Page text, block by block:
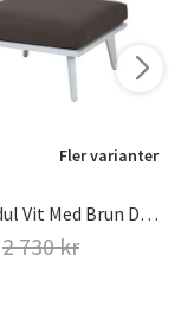
Fler varianter
Villac Modul Vit Med Brun Dyna
2 730 kr